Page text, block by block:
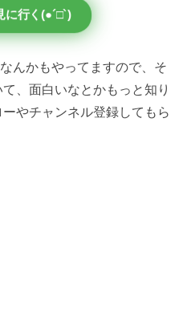
に行く(●´□`)
んかもやってますので、そ
、面白いなとかもっと知り
やチャンネル登録してもら